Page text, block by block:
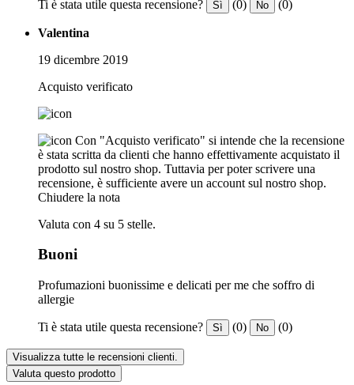
Ti è stata utile questa recensione? Sì (0) No (0)
Valentina
19 dicembre 2019
Acquisto verificato
Con "Acquisto verificato" si intende che la recensione
è stata scritta da clienti che hanno effettivamente acquistato il
prodotto sul nostro shop. Tuttavia per poter scrivere una
recensione, è sufficiente avere un account sul nostro shop.
Chiudere la nota
Valuta con 4 su 5 stelle.
Buoni
Profumazioni buonissime e delicati per me che soffro di
allergie
Ti è stata utile questa recensione? Sì (0) No (0)
Visualizza tutte le recensioni clienti.
Valuta questo prodotto